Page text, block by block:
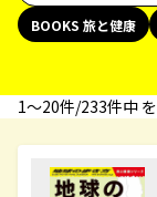
BOOKS 旅と健康
1〜20件/233件中